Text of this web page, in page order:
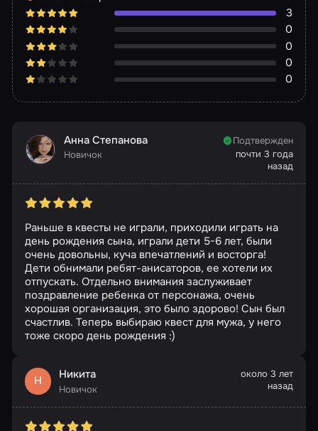
3
0
0
0
0
Анна Степанова
Новичок
Подтвержден
почти 3 года
назад
Раньше в квесты не играли, приходили играть на
день рождения сына, играли дети 5-6 лет, были
очень довольны, куча впечатлений и восторга!
Дети обнимали ребят-анисаторов, ее хотели их
отпускать. Отдельно внимания заслуживает
поздравление ребенка от персонажа, очень
хорошая организация, это было здорово! Сын был
счастлив. Теперь выбираю квест для мужа, у него
тоже скоро день рождения :)
Н Никита
Новичок
около 3 лет
назад